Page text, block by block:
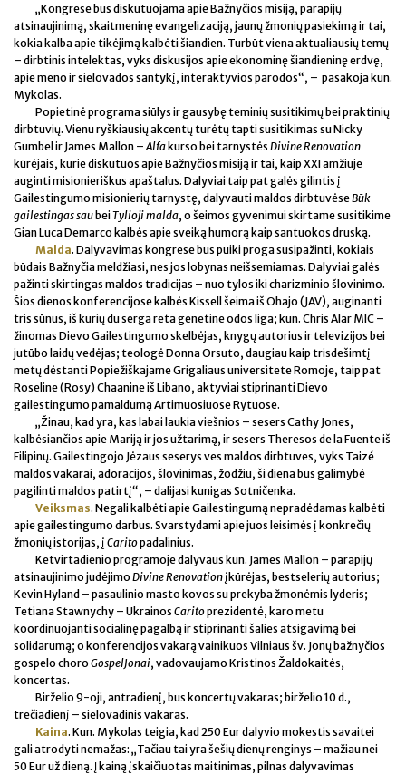
„Kongrese bus diskutuojama apie Bažnyčios misiją, parapijų
atsinaujinimą, skaitmeninę evangelizaciją, jaunų žmonių pasiekimą ir tai,
kokia kalba apie tikėjimą kalbėti šiandien. Turbūt viena aktualiausių temų
– dirbtinis intelektas, vyks diskusijos apie ekonominę šiandieninę erdvę,
apie meno ir sielovados santykį, interaktyvios parodos“, – pasakoja kun.
Mykolas.
Popietinė programa siūlys ir gausybę teminių susitikimų bei praktinių
dirbtuvių. Vienu ryškiausių akcentų turėtų tapti susitikimas su Nicky
Gumbel ir James Mallon – Alfakurso bei tarnystės Divine Renovation
kūrėjais, kurie diskutuos apie Bažnyčios misiją ir tai, kaip XXI amžiuje
auginti misionieriškus apaštalus. Dalyviai taip pat galės gilintis į
Gailestingumo misionierių tarnystę, dalyvauti maldos dirbtuvėseBūk
gailestingas saubeiTylioji malda, o šeimos gyvenimui skirtame susitikime
Gian Luca Demarco kalbės apie sveiką humorą kaip santuokos druską.
Malda. Dalyvavimas kongrese bus puiki proga susipažinti, kokiais
būdais Bažnyčia meldžiasi, nes jos lobynas neišsemiamas. Dalyviai galės
pažinti skirtingas maldos tradicijas – nuo tylos iki charizminio šlovinimo.
Šios dienos konferencijose kalbės Kissell šeima iš Ohajo (JAV), auginanti
tris sūnus, iš kurių du serga reta genetine odos liga; kun. Chris Alar MIC –
žinomas Dievo Gailestingumo skelbėjas, knygų autorius ir televizijos bei
jutūbo laidų vedėjas; teologė Donna Orsuto, daugiau kaip trisdešimtį
metų dėstanti Popiežiškajame Grigaliaus universitete Romoje, taip pat
Roseline (Rosy) Chaanine iš Libano, aktyviai stiprinanti Dievo
gailestingumo pamaldumą Artimuosiuose Rytuose.
„Žinau, kad yra, kas labai laukia viešnios – sesers Cathy Jones,
kalbėsiančios apie Mariją ir jos užtarimą, ir sesers Theresos de la Fuente iš
Filipinų. Gailestingojo Jėzaus seserys ves maldos dirbtuves, vyks Taizé
maldos vakarai, adoracijos, šlovinimas, žodžiu, ši diena bus galimybė
pagilinti maldos patirtį“, – dalijasi kunigas Sotničenka.
Veiksmas. Negali kalbėti apie Gailestingumą nepradėdamas kalbėti
apie gailestingumo darbus. Svarstydami apie juos leisimės į konkrečių
žmonių istorijas, į Caritopadalinius.
Ketvirtadienio programoje dalyvaus kun. James Mallon – parapijų
atsinaujinimo judėjimo Divine Renovation įkūrėjas, bestselerių autorius;
Kevin Hyland – pasaulinio masto kovos su prekyba žmonėmis lyderis;
Tetiana Stawnychy – Ukrainos Caritoprezidentė, karo metu
koordinuojanti socialinę pagalbą ir stiprinanti šalies atsigavimą bei
solidarumą; o konferencijos vakarą vainikuos Vilniaus šv. Jonų bažnyčios
gospelo choro GospelJonai, vadovaujamo Kristinos Žaldokaitės,
koncertas.
Birželio 9-oji, antradienį, bus koncertų vakaras; birželio 10 d.,
trečiadienį – sielovadinis vakaras.
Kaina. Kun. Mykolas teigia, kad 250 Eur dalyvio mokestis savaitei
gali atrodyti nemažas: „Tačiau tai yra šešių dienų renginys – mažiau nei
50 Eur už dieną. Į kainą įskaičiuotas maitinimas, pilnas dalyvavimas